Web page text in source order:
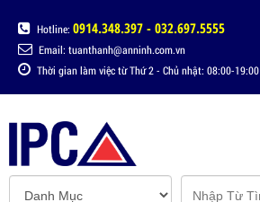
Hotline: 0914.348.397 - 032.697.5555
Email: tuanthanh@anninh.com.vn
Thời gian làm việc từ Thứ 2 - Chủ nhật: 08:00-19:00